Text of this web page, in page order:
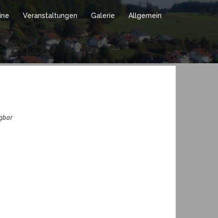
Veranstaltungen Galerie Allgemein